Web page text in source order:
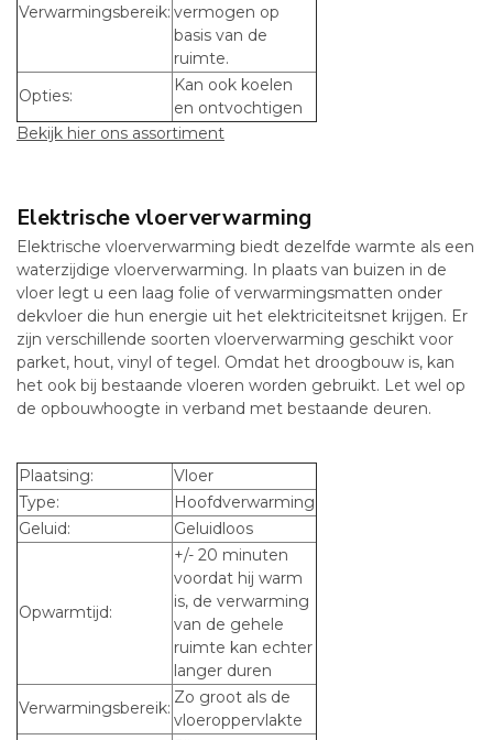
Verwarmingsbereik: vermogen op
basis van de
ruimte.
Opties:
Kan ook koelen
en ontvochtigen
Bekijk hier ons assortiment
Elektrische vloerverwarming
Elektrische vloerverwarming biedt dezelfde warmte als een
waterzijdige vloerverwarming. In plaats van buizen in de
vloer legt u een laag folie of verwarmingsmatten onder
dekvloer die hun energie uit het elektriciteitsnet krijgen. Er
zijn verschillende soorten vloerverwarming geschikt voor
parket, hout, vinyl of tegel. Omdat het droogbouw is, kan
het ook bij bestaande vloeren worden gebruikt. Let wel op
de opbouwhoogte in verband met bestaande deuren.
Plaatsing:
Vloer
Type:
Hoofdverwarming
Geluid:
Geluidloos
Opwarmtijd:
+/- 20 minuten
voordat hij warm
is, de verwarming
van de gehele
ruimte kan echter
langer duren
Verwarmingsbereik:
Zo groot als de
vloeroppervlakte